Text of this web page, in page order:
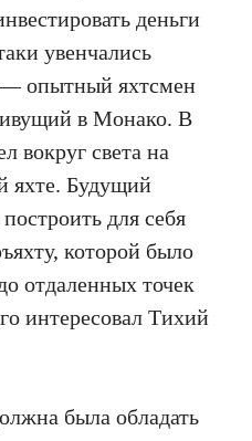
деньги
увенчались
— опытный яхтсмен
в Монако. В
вокруг света на
яхте. Будущий
для себя
которой было
отдаленных точек
интересовал Тихий
была обладать